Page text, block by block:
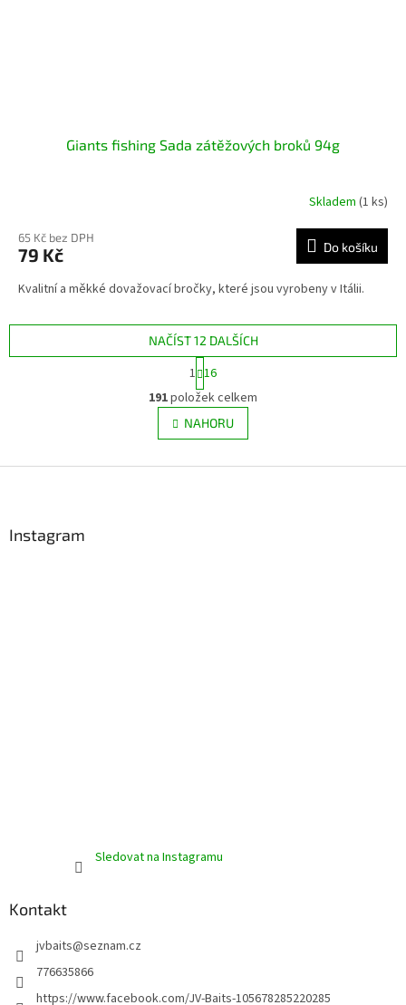
Giants fishing Sada zátěžových broků 94g
Skladem (1 ks)
65 Kč bez DPH
79 Kč Do košíku
Kvalitní a měkké dovažovací bročky, které jsou vyrobeny v Itálii.
O
v
l
á
NAČÍST 12 DALŠÍCH
S
t
r
á
n
k
v
1 16
191položek celkem
NAHORU
Instagram
Sledovat na Instagramu
Kontakt
jvbaits@seznam.cz
776635866
https://www.facebook.com/JV-Baits-105678285220285